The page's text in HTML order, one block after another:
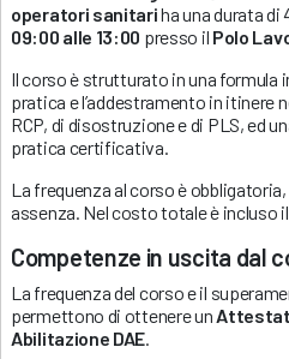
operatori sanitariha una durata di
09:00 alle 13:00 presso il Polo
Il corso è strutturato in una formula
pratica e l’addestramento in itinere
RCP, di disostruzione e di PLS, ed
pratica certificativa.
La frequenza al corso è
assenza. Nel costo totale è incluso
Competenze in uscita dal
La frequenza del corso e il
permettono di ottenere un
Abilitazione DAE